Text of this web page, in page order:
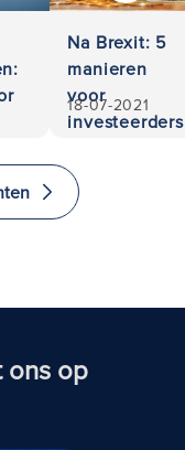
Na Brexit: 5
manieren
voor
investeerders
investeren
en emigreren
18-07-2021
ons op